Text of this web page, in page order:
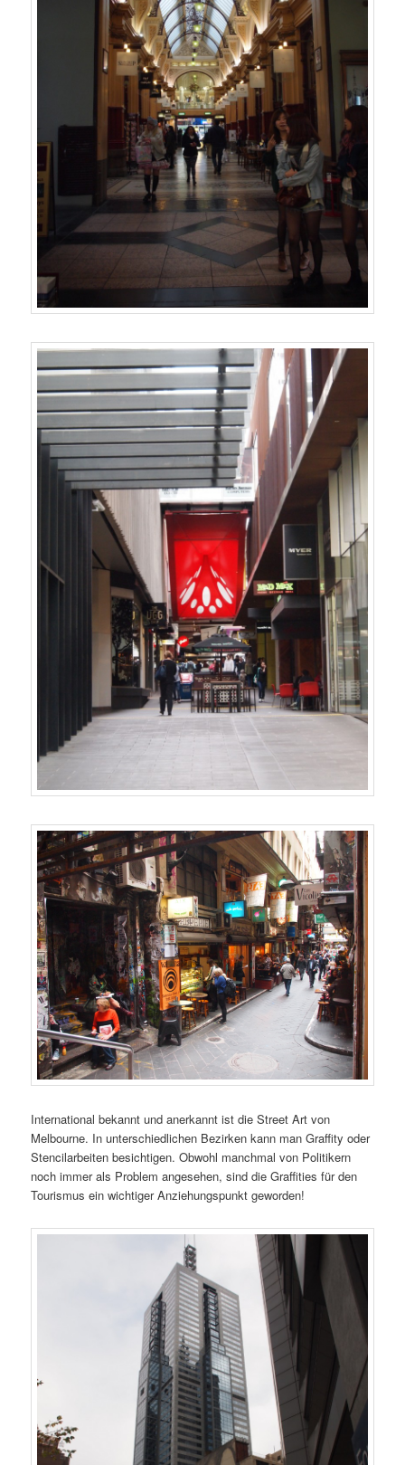
International bekannt und anerkannt ist die Street Art von
Melbourne. In unterschiedlichen Bezirken kann man Graffity oder
Stencilarbeiten besichtigen. Obwohl manchmal von Politikern
noch immer als Problem angesehen, sind die Graffities für den
Tourismus ein wichtiger Anziehungspunkt geworden!